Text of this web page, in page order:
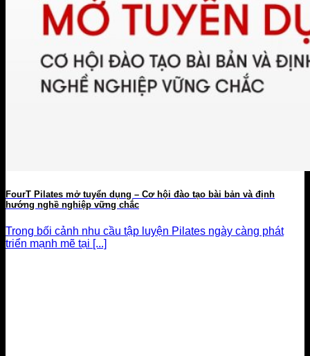
FourT Pilates mở tuyển dụng – Cơ hội đào tạo bài bản và định
hướng nghề nghiệp vững chắc
Trong bối cảnh nhu cầu tập luyện Pilates ngày càng phát
triển mạnh mẽ tại [...]